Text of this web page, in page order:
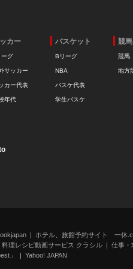
カー
ーグ
サッカー
カー代表
年代
バスケット
Bリーグ
NBA
バスケ代表
学生バスケ
競馬
競馬
地方
ホテル、旅館予約サイト 一休
料理レシピ動画サービス クラシル
仕事・
」
Yahoo! JAPAN